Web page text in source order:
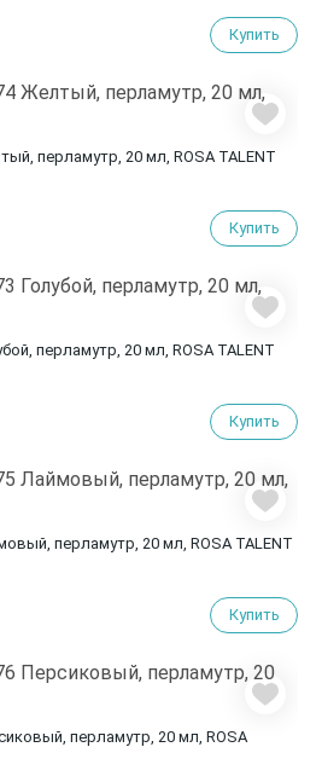
Купить
перламутр, 20 мл, ROSA TALENT
Купить
перламутр, 20 мл, ROSA TALENT
Купить
перламутр, 20 мл, ROSA TALENT
Купить
перламутр, 20 мл, ROSA